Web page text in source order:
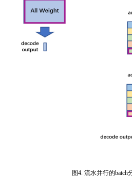
图4. 流水并行的batch